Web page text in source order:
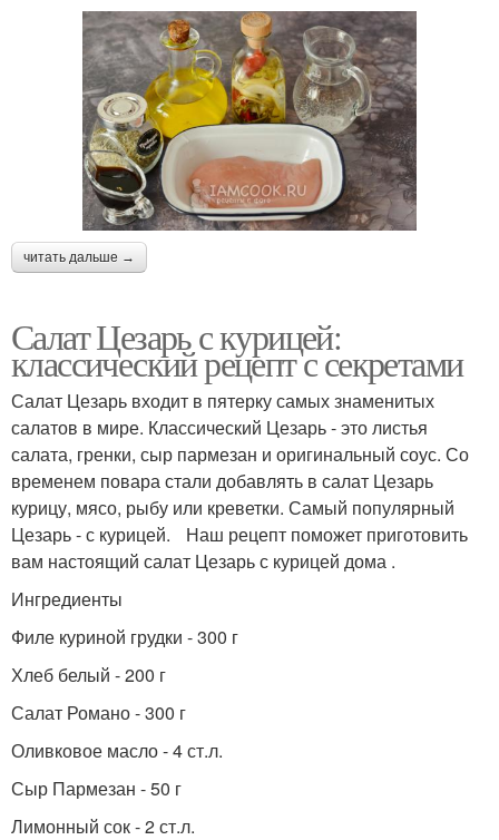
читать дальше →
Салат Цезарь с курицей:
классический рецепт с секретами
Салат Цезарь входит в пятерку самых знаменитых
салатов в мире. Классический Цезарь - это листья
салата, гренки, сыр пармезан и оригинальный соус. Со
временем повара стали добавлять в салат Цезарь
курицу, мясо, рыбу или креветки. Самый популярный
Цезарь - с курицей. Наш рецепт поможет приготовить
вам настоящий салат Цезарь с курицей дома .
Ингредиенты
Филе куриной грудки - 300 г
Хлеб белый - 200 г
Салат Романо - 300 г
Оливковое масло - 4 ст.л.
Сыр Пармезан - 50 г
Лимонный сок - 2 ст.л.